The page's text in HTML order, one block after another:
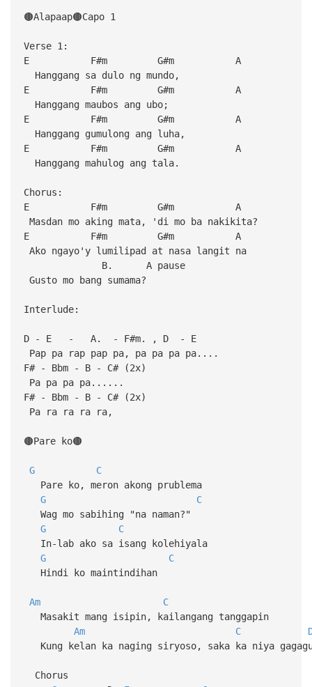
🟤Alapaap🟤Capo 1
Verse 1:
E F#m G#m A
Hanggang sa dulo ng mundo,
E F#m G#m A
Hanggang maubos ang ubo;
E F#m G#m A
Hanggang gumulong ang luha,
E F#m G#m A
Hanggang mahulog ang tala.
Chorus:
E F#m G#m A
Masdan mo aking mata, 'di mo ba nakikita?
E F#m G#m A
Ako ngayo'y lumilipad at nasa langit na
B. A pause
Gusto mo bang sumama?
Interlude:
D - E - A. - F#m. , D - E
Pap pa rap pap pa, pa pa pa pa....
F# - Bbm - B - C# (2x)
Pa pa pa pa......
F# - Bbm - B - C# (2x)
Pa ra ra ra ra,
🟤Pare ko🟤
G
C
Pare ko, meron akong prublema
G
C
Wag mo sabihing "na naman?"
G
C
In-lab ako sa isang kolehiyala
G
C
Hindi ko maintindihan
Am
C
Masakit mang isipin, kailangang tanggapin
Am
C
Kung kelan ka naging siryoso, saka ka niya
Chorus